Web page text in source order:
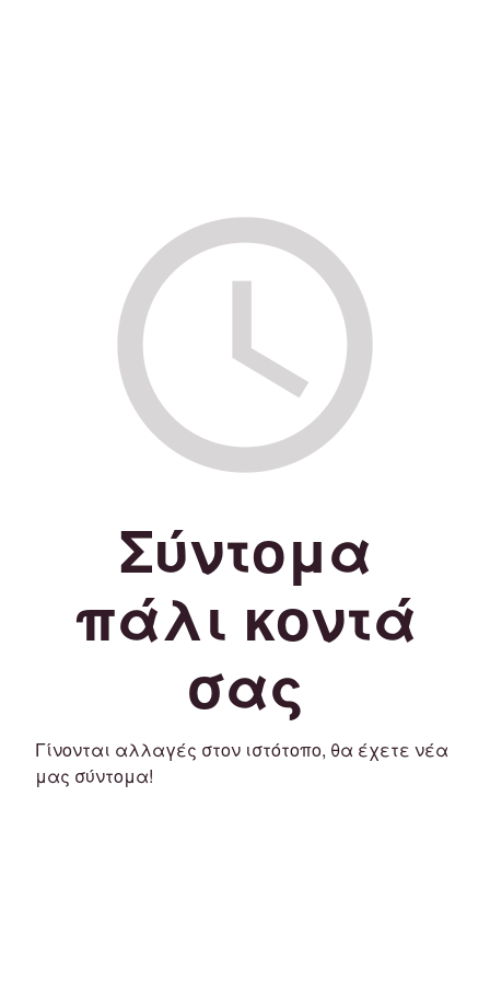
Σύντομα
πάλι κοντά
σας
Γίνονται αλλαγές στον ιστότοπο, θα έχετε νέα
μας σύντομα!